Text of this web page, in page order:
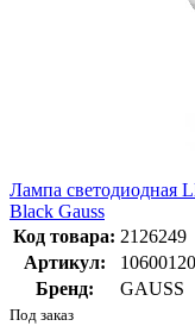
Лампа светодиодная
Black Gauss
Код товара: 2126249
Артикул:
Бренд:
GAUSS
Под заказ